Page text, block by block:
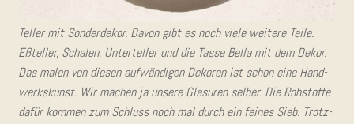
Tel­ler mit Son­der­de­kor. Davon gibt es noch vie­le wei­te­re Tei­le.
Eßtel­ler, Scha­len, Unter­tel­ler und die Tas­se Bel­la mit dem Dekor.
Das malen von die­sen auf­wän­di­gen Deko­ren ist schon eine Hand­
werks­kunst. Wir machen ja unse­re Gla­su­ren sel­ber. Die Roh­stof­fe
dafür kom­men zum Schluss noch mal durch ein fei­nes Sieb. Trotz­